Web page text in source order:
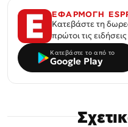
ΕΦΑΡΜΟΓΗ
Κατεβάστε τη
πρώτοι τις
Κατεβάστε το από το
Google Play